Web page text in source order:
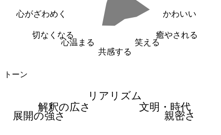
かわいい
癒やされる
笑える
共感する
心温まる
切なくなる
心がざわめく
トーン
リアリズム
文明・時代
親密さ
展開の強さ
解釈の広さ